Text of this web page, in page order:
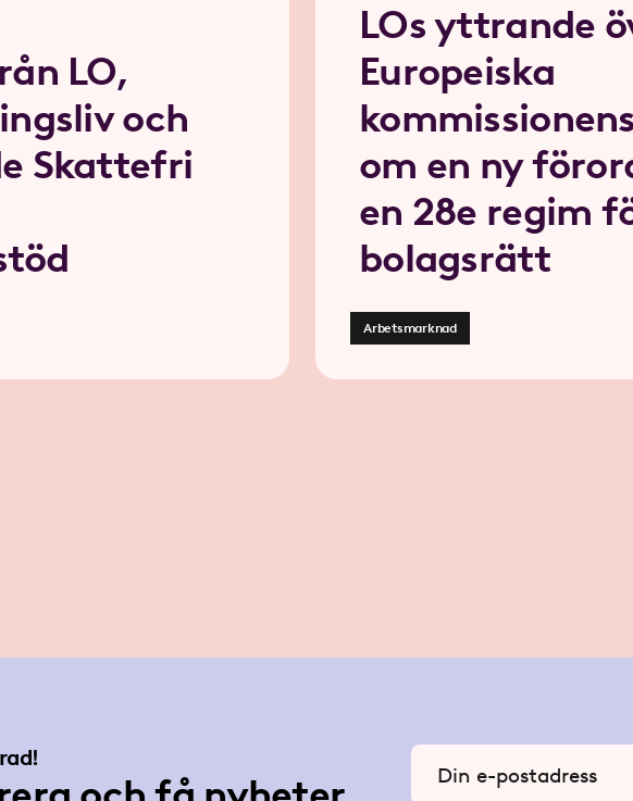
LO,
och
Skattefri
LOs yttrande
Europeiska
om en ny
en 28e regim
bolagsrätt
Arbetsmarknad
Ange din e-postadress